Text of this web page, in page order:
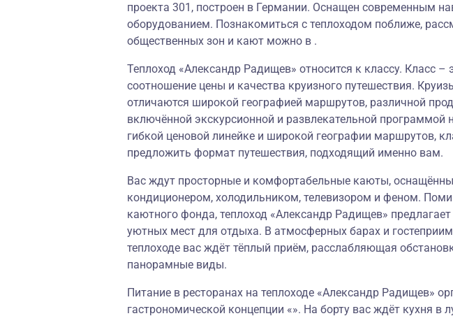
проекта 301, построен в Германии. Оснащен современным
оборудованием. Познакомиться с теплоходом поближе,
общественных зон и кают можно в .
Теплоход «Александр Радищев» относится к классу. Класс –
соотношение цены и качества круизного путешествия.
отличаются широкой географией маршрутов, различной
включённой экскурсионной и развлекательной программой
гибкой ценовой линейке и широкой географии маршрутов,
предложить формат путешествия, подходящий именно вам.
Вас ждут просторные и комфортабельные каюты,
кондиционером, холодильником, телевизором и феном.
каютного фонда, теплоход «Александр Радищев»
уютных мест для отдыха. В атмосферных барах и
теплоходе вас ждёт тёплый приём, расслабляющая
панорамные виды.
Питание в ресторанах на теплоходе «Александр Радищев»
гастрономической концепции «». На борту вас ждёт кухня в